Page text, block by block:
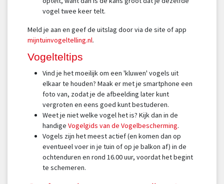
vogel twee keer telt.
Meld je aan en geef de uitslag door via de site of app
mijntuinvogeltelling.nl.
Vogelteltips
Vind je het moeilijk om een 'kluwen' vogels uit
elkaar te houden? Maak er met je smartphone een
foto van, zodat je de afbeelding later kunt
vergroten en eens goed kunt bestuderen.
Weet je niet welke vogel het is? Kijk dan in de
handige Vogelgids van de Vogelbescherming.
Vogels zijn het meest actief (en komen dan op
eventueel voer in je tuin of op je balkon af) in de
ochtenduren en rond 16.00 uur, voordat het begint
te schemeren.